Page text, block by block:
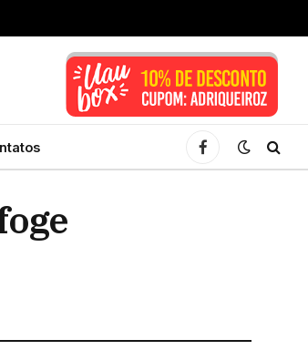
Facebook